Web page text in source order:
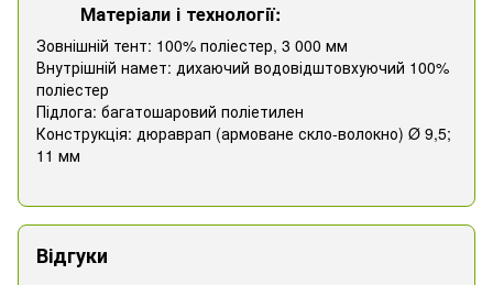
Матеріали і технології:
Зовнішній тент: 100% поліестер, 3 000 мм
Внутрішній намет: дихаючий водовідштовхуючий 100%
поліестер
Підлога: багатошаровий поліетилен
Конструкція: дюраврап (армоване скло-волокно) Ø 9,5;
11 мм
Відгуки